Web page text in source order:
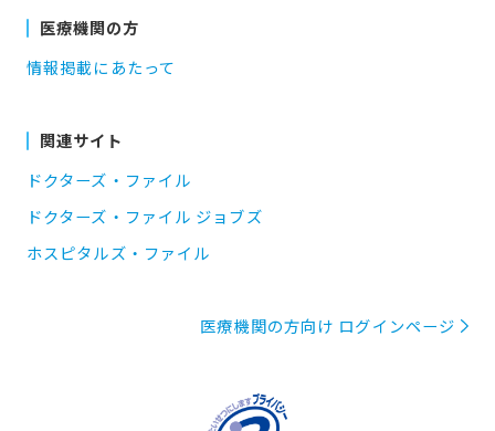
医療機関の方
情報掲載にあたって
関連サイト
ドクターズ・ファイル
ドクターズ・ファイル ジョブズ
ホスピタルズ・ファイル
医療機関の方向け ログインページ